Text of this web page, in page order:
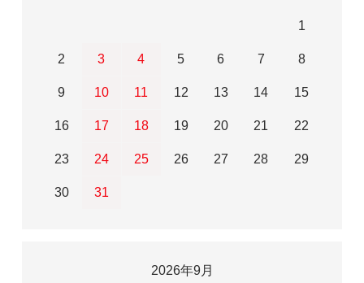
1
2 3 4 5 6 7 8
9 10 11 12 13 14 15
16 17 18 19 20 21 22
23 24 25 26 27 28 29
30 31
2026年9月